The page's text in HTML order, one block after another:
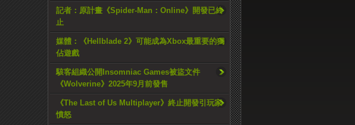
記者：原計畫《Spider-Man：Online》開發已終
止
媒體：《Hellblade 2》可能成為Xbox最重要的獨
佔遊戲
駭客組織公開Insomniac Games被盜文件
《Wolverine》2025年9月前發售
《The Last of Us Multiplayer》終止開發引玩家
憤怒